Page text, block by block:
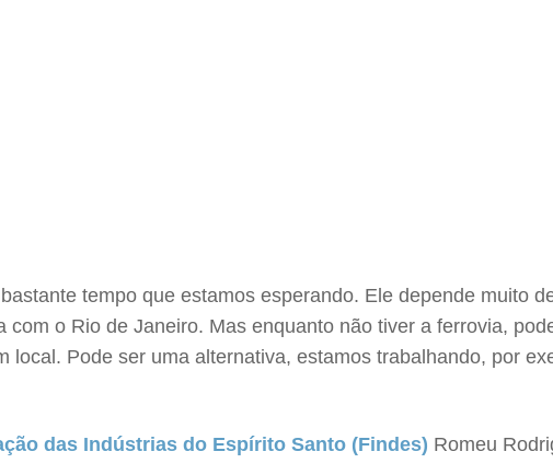
tempo que estamos esperando. Ele depende muito
o Rio de Janeiro. Mas enquanto não tiver a ferrovia,
local. Pode ser uma alternativa, estamos trabalhando, por
das Indústrias do Espírito Santo (Findes) Romeu